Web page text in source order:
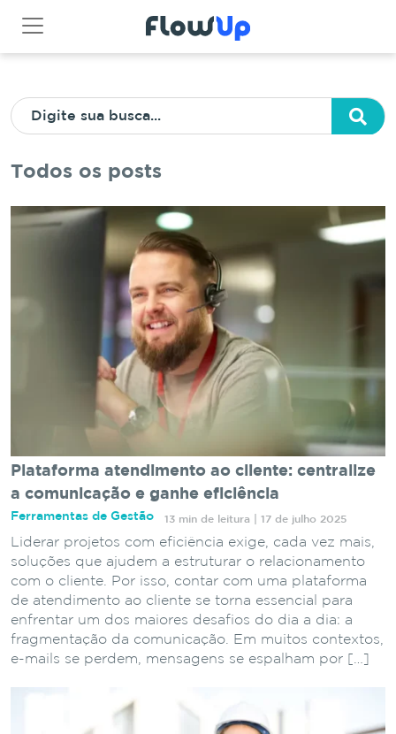
Todos os posts
Plataforma atendimento ao cliente: centralize
a comunicação e ganhe eficiência
Ferramentas de Gestão 13 min de leitura | 17 de julho 2025
Liderar projetos com eficiência exige, cada vez mais,
soluções que ajudem a estruturar o relacionamento
com o cliente. Por isso, contar com uma plataforma
de atendimento ao cliente se torna essencial para
enfrentar um dos maiores desafios do dia a dia: a
fragmentação da comunicação. Em muitos contextos,
e-mails se perdem, mensagens se espalham por […]